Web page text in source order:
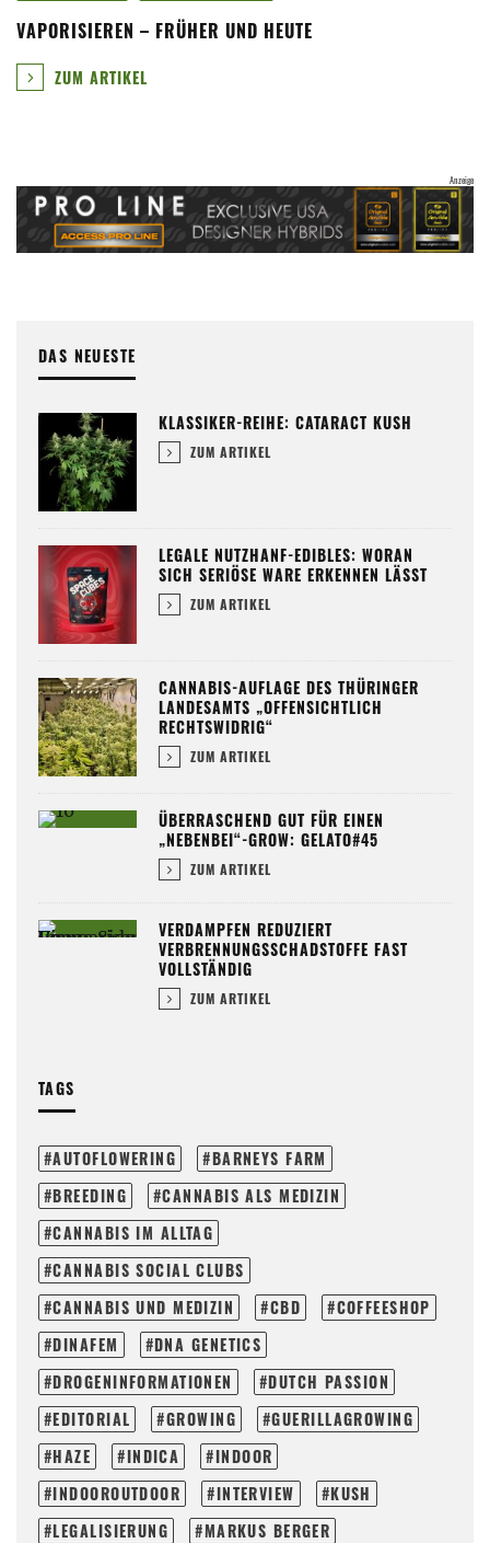
VAPORISIEREN – FRÜHER UND HEUTE
ZUM ARTIKEL
DAS NEUESTE
KLASSIKER-REIHE: CATARACT KUSH
ZUM ARTIKEL
LEGALE NUTZHANF-EDIBLES: WORAN
SICH SERIÖSE WARE ERKENNEN LÄSST
ZUM ARTIKEL
CANNABIS-AUFLAGE DES THÜRINGER
LANDESAMTS „OFFENSICHTLICH
RECHTSWIDRIG“
ZUM ARTIKEL
ÜBERRASCHEND GUT FÜR EINEN
„NEBENBEI“-GROW: GELATO#45
ZUM ARTIKEL
VERDAMPFEN REDUZIERT
VERBRENNUNGSSCHADSTOFFE FAST
VOLLSTÄNDIG
ZUM ARTIKEL
TAGS
AUTOFLOWERING
BARNEYS FARM
BREEDING
CANNABIS ALS MEDIZIN
CANNABIS IM ALLTAG
CANNABIS SOCIAL CLUBS
CANNABIS UND MEDIZIN
CBD
COFFEESHOP
DINAFEM
DNA GENETICS
DROGENINFORMATIONEN
DUTCH PASSION
EDITORIAL
GROWING
GUERILLAGROWING
HAZE
INDICA
INDOOR
INDOOROUTDOOR
INTERVIEW
KUSH
LEGALISIERUNG
MARKUS BERGER